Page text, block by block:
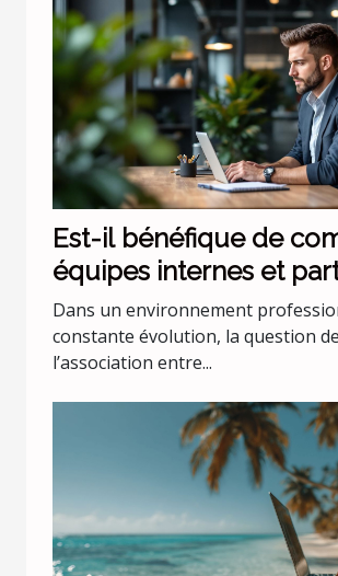
Est-il bénéfique de
équipes internes et
externes ?
Dans un environnement
constante évolution, la question de
l’association entre...